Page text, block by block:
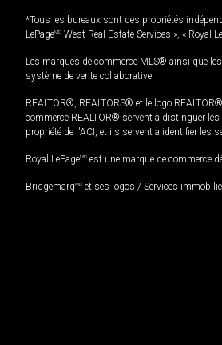
*Tous les bureaux sont des propriétés
LePageMD West Real Estate Services », « Royal
Les marques de commerce MLS® ainsi que
système de vente collaborative.
REALTOR®, REALTORS® et le logo
commerce REALTOR® servent à distinguer
propriété de l'ACI, et ils servent à identifier les
Royal LePageMD est une marque de commerce
BridgemarqMD et ses logos / Services